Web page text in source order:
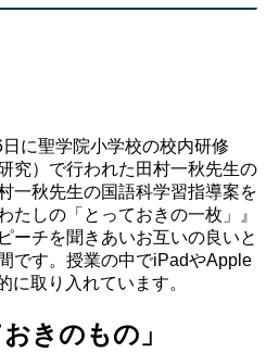
に聖学院小学校の校内研修
究）で行われた田村一秋先生の
一秋先生の国語科学習指導案を
たしの「とっておきの一枚」』
ーチを聞きあいお互いの良いと
です。授業の中でiPadやApple
に取り入れています。
きのもの」